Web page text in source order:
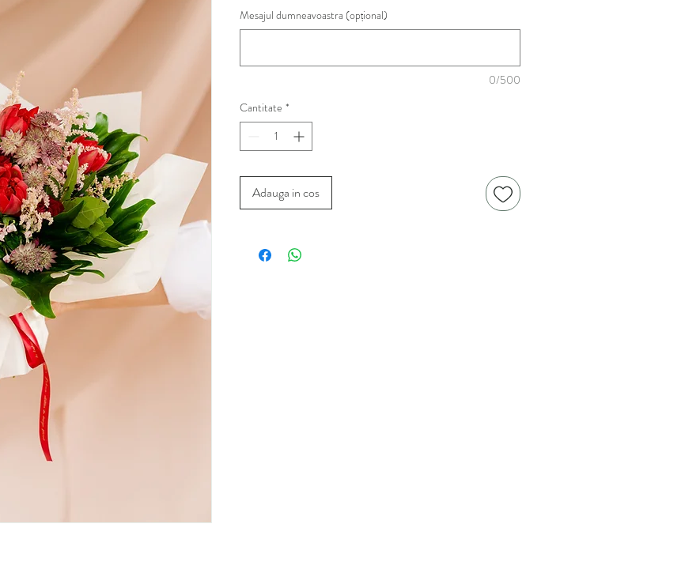
Mesajul dumneavoastra (opțional)
0/500
Cantitate *
Adauga in cos